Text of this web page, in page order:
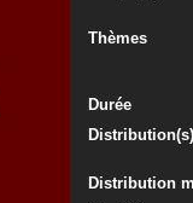
Thèmes
Durée
Distribution(s)
Distribution